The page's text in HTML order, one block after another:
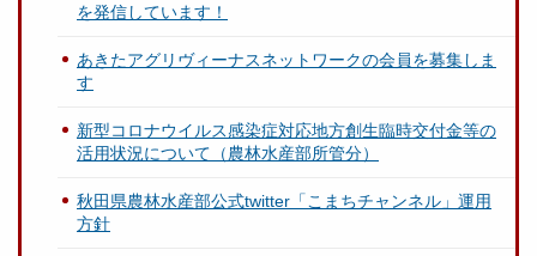
を発信しています！
あきたアグリヴィーナスネットワークの会員を募集しま
す
新型コロナウイルス感染症対応地方創生臨時交付金等の
活用状況について（農林水産部所管分）
秋田県農林水産部公式twitter「こまちチャンネル」運用
方針